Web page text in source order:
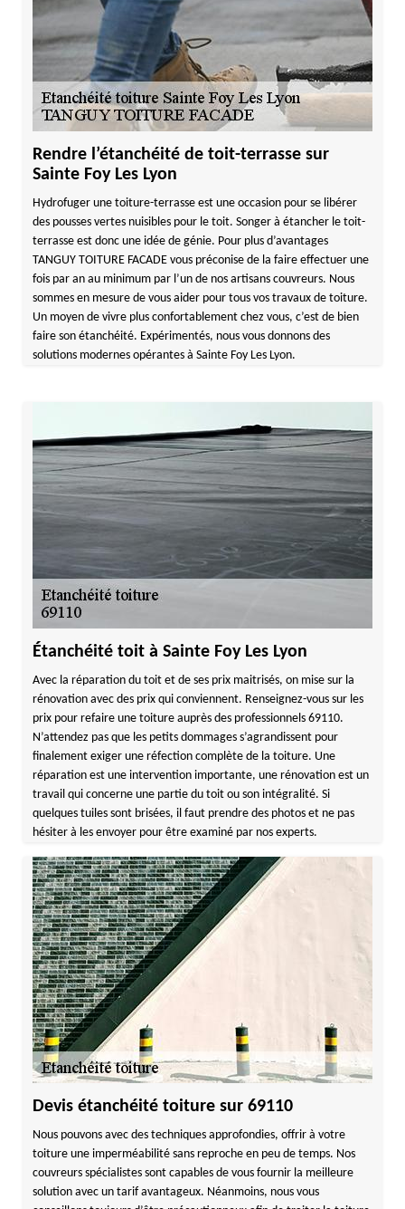
Rendre l’étanchéité de toit-terrasse sur
Sainte Foy Les Lyon
Hydrofuger une toiture-terrasse est une occasion pour se libérer
des pousses vertes nuisibles pour le toit. Songer à étancher le toit-
terrasse est donc une idée de génie. Pour plus d’avantages
TANGUY TOITURE FACADE vous préconise de la faire effectuer une
fois par an au minimum par l’un de nos artisans couvreurs. Nous
sommes en mesure de vous aider pour tous vos travaux de toiture.
Un moyen de vivre plus confortablement chez vous, c’est de bien
faire son étanchéité. Expérimentés, nous vous donnons des
solutions modernes opérantes à Sainte Foy Les Lyon.
Étanchéité toit à Sainte Foy Les Lyon
Avec la réparation du toit et de ses prix maitrisés, on mise sur la
rénovation avec des prix qui conviennent. Renseignez-vous sur les
prix pour refaire une toiture auprès des professionnels 69110.
N’attendez pas que les petits dommages s’agrandissent pour
finalement exiger une réfection complète de la toiture. Une
réparation est une intervention importante, une rénovation est un
travail qui concerne une partie du toit ou son intégralité. Si
quelques tuiles sont brisées, il faut prendre des photos et ne pas
hésiter à les envoyer pour être examiné par nos experts.
Devis étanchéité toiture sur 69110
Nous pouvons avec des techniques approfondies, offrir à votre
toiture une imperméabilité sans reproche en peu de temps. Nos
couvreurs spécialistes sont capables de vous fournir la meilleure
solution avec un tarif avantageux. Néanmoins, nous vous